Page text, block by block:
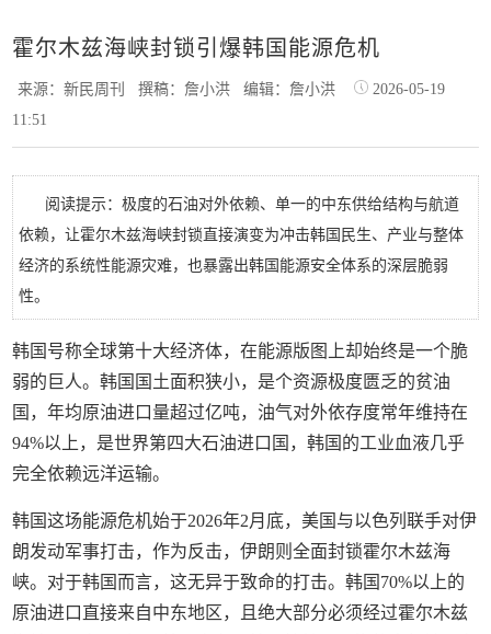
霍尔木兹海峡封锁引爆韩国能源危机
来源：新民周刊撰稿：詹小洪 编辑：詹小洪
2026-05-19
11:51
阅读提示：极度的石油对外依赖、单一的中东供给结构与航道
依赖，让霍尔木兹海峡封锁直接演变为冲击韩国民生、产业与整体
经济的系统性能源灾难，也暴露出韩国能源安全体系的深层脆弱
性。
韩国号称全球第十大经济体，在能源版图上却始终是一个脆
弱的巨人。韩国国土面积狭小，是个资源极度匮乏的贫油
国，年均原油进口量超过亿吨，油气对外依存度常年维持在
94%以上，是世界第四大石油进口国，韩国的工业血液几乎
完全依赖远洋运输。
韩国这场能源危机始于2026年2月底，美国与以色列联手对伊
朗发动军事打击，作为反击，伊朗则全面封锁霍尔木兹海
峡。对于韩国而言，这无异于致命的打击。韩国70%以上的
原油进口直接来自中东地区，且绝大部分必须经过霍尔木兹